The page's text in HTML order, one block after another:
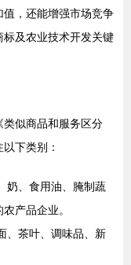
，还能增强市场竞争
及农业技术开发关键
似商品和服务区分
下类别：
奶、食用油、腌制蔬
产品企业。
、茶叶、调味品、新